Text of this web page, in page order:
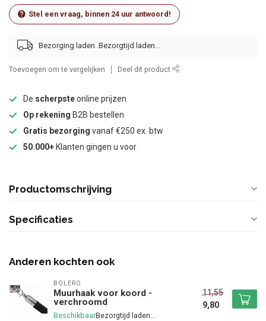
Stel een vraag, binnen 24 uur antwoord!
Bezorging laden..
Toevoegen om te vergelijken Deel dit product
De scherpsteonline prijzen
Op rekening B2B bestellen
Gratis bezorging vanaf €250 ex. btw
50.000+ Klanten gingen u voor
Productomschrijving
Specificaties
Anderen kochten ook
BOLERO
Muurhaak voor koord -
verchroomd
Beschikbaar
11,55
9,80